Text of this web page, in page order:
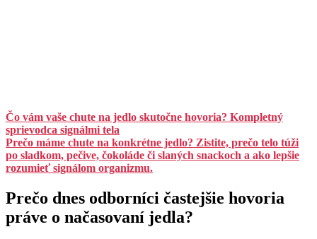
Čo vám vaše chute na jedlo skutočne hovoria? Kompletný
sprievodca signálmi tela
Prečo máme chute na konkrétne jedlo? Zistite, prečo telo túži
po sladkom, pečive, čokoláde či slaných snackoch a ako lepšie
rozumieť signálom organizmu.
Prečo dnes odborníci častejšie hovoria
práve o načasovaní jedla?